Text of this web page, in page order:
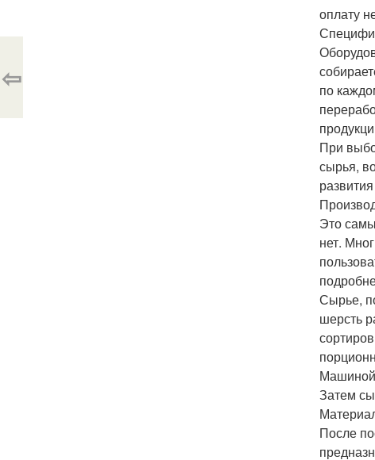
оплату
по
При
сырья,
Это
нет.
Сырье,
шерсть
Затем
После
⇦